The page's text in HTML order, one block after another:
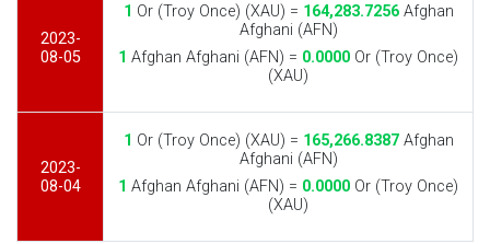
2023-
08-05
1 Or (Troy Once) (XAU) = 164,283.7256Afghan
Afghani (AFN)
1 Afghan Afghani (AFN) = 0.0000 Or (Troy Once)
(XAU)
2023-
08-04
1 Or (Troy Once) (XAU) = 165,266.8387Afghan
Afghani (AFN)
1 Afghan Afghani (AFN) = 0.0000 Or (Troy Once)
(XAU)